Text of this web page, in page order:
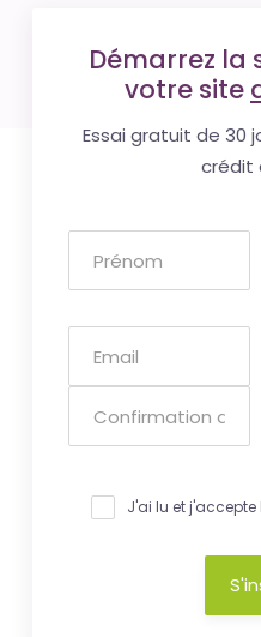
Démarrez la
votre site
Essai gratuit de 30
crédit
J'ai lu et j'accepte